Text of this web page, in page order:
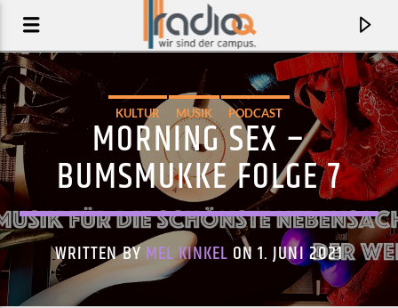
KULTUR MUSIK PODCAST
MORNING SEX –
BUMSMUKKE FOLGE 7
WRITTEN BY MEL KINKEL ON 1. JUNI 2021